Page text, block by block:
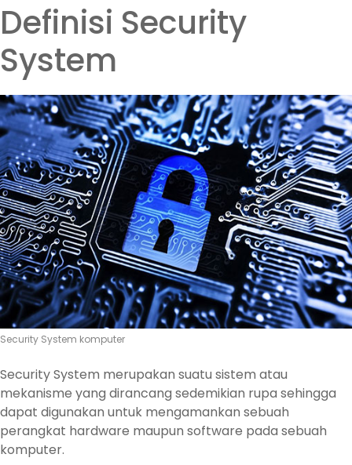
Definisi Security
System
Security System komputer
Security System merupakan suatu sistem atau
mekanisme yang dirancang sedemikian rupa sehingga
dapat digunakan untuk mengamankan sebuah
perangkat hardware maupun software pada sebuah
komputer.